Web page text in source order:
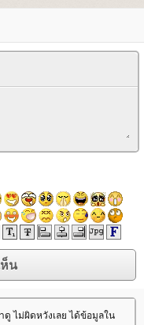
ดู ไม่ผิดหวังเลย ได้ข้อมูลใน